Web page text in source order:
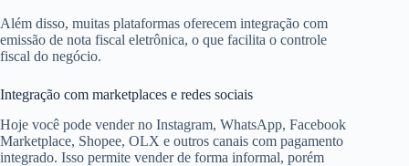
Além disso, muitas plataformas oferecem integração com
emissão de nota fiscal eletrônica, o que facilita o controle
fiscal do negócio.
Integração com marketplaces e redes sociais
Hoje você pode vender no Instagram, WhatsApp, Facebook
Marketplace, Shopee, OLX e outros canais com pagamento
integrado. Isso permite vender de forma informal, porém